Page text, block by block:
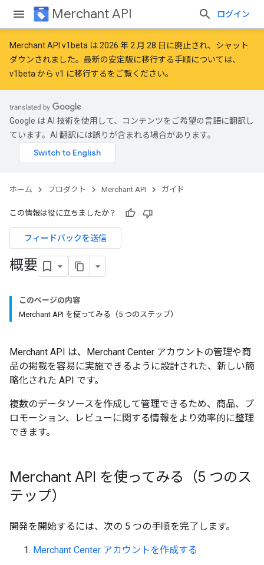
Merchant API ログイン
Merchant API v1beta は 2026 年 2 月 28 日に廃止され、シャット
ダウンされました。最新の安定版に移行する手順については、
v1beta から v1 に移行するをご覧ください。
Google は AI 技術を使用して、コンテンツをご希望の言語に翻訳し
ています。AI 翻訳には誤りが含まれる場合があります。
ホーム プロダクト Merchant API ガイド
この情報は役に立ちましたか？
フィードバックを送信
概要
このページの内容
Merchant API を使ってみる（5 つのステップ）
Merchant API は、Merchant Center アカウントの管理や商
品の掲載を容易に実施できるように設計された、新しい簡
略化された API です。
複数のデータソースを作成して管理できるため、商品、プ
ロモーション、レビューに関する情報をより効率的に整理
できます。
Merchant API を使ってみる（5 つのス
テップ）
開発を開始するには、次の 5 つの手順を完了します。
Merchant Center アカウントを作成する